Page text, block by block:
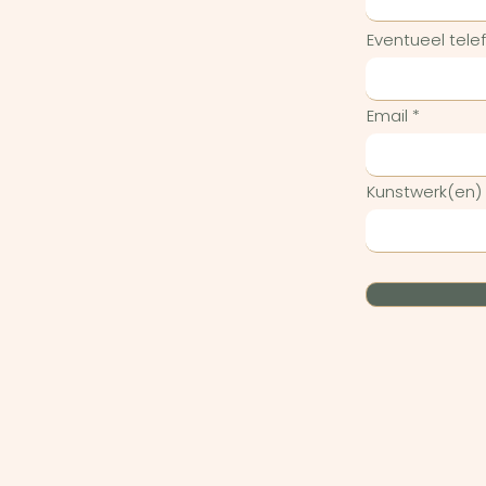
Eventueel
Email
Kunstwerk(en)